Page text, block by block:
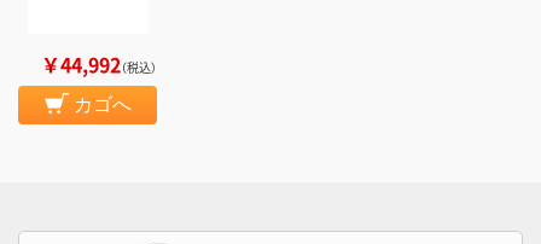
￥44,992（税込）
カゴへ